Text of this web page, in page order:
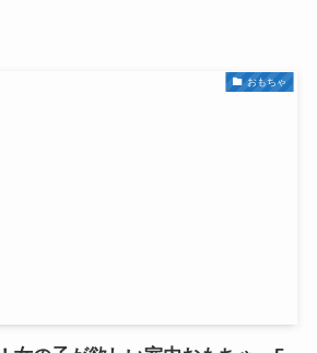
おもちゃ